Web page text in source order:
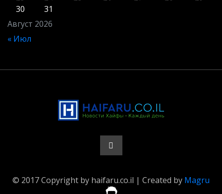
Август 2026
30
31
« Июл
© 2017 Copyright by haifaru.co.il | Created by Magru